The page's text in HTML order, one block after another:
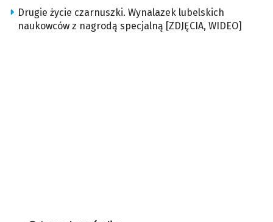
Drugie życie czarnuszki. Wynalazek lubelskich
naukowców z nagrodą specjalną [ZDJĘCIA, WIDEO]